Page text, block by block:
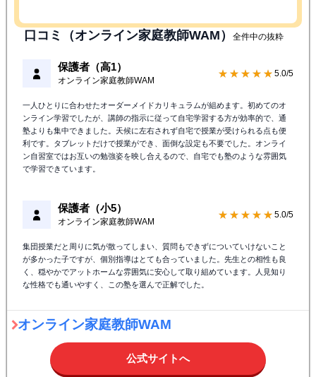
口コミ（オンライン家庭教師WAM） 全件中の抜粋
保護者（高1）
オンライン家庭教師WAM
★★★★★ 5.0/5
一人ひとりに合わせたオーダーメイドカリキュラムが組めます。初めてのオ
ンライン学習でしたが、講師の指示に従って自宅学習する方が効率的で、通
塾よりも集中できました。天候に左右されず自宅で授業が受けられる点も便
利です。タブレットだけで授業ができ、面倒な設定も不要でした。オンライ
ン自習室ではお互いの勉強姿を映し合えるので、自宅でも塾のような雰囲気
で学習できています。
保護者（小5）
オンライン家庭教師WAM
★★★★★ 5.0/5
集団授業だと周りに気が散ってしまい、質問もできずについていけないこと
が多かった子ですが、個別指導はとても合っていました。先生との相性も良
く、穏やかでアットホームな雰囲気に安心して取り組めています。人見知り
な性格でも通いやすく、この塾を選んで正解でした。
オンライン家庭教師WAM
公式サイトへ